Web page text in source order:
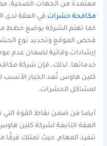
معتمدة من الجهات الصحية، مما
مكافحة حشرات في العقة لدى
كما تهتم الشركة بوضع خطط
فحص الموقع وتحديد نوع
إرشادات وقائية لضمان عدم
خدماتها. لذلك، فإن شركة
كلين هاوس تُعد الخيار
لمشاكل الحشرات.
أيضا من ضمن نقاط القوة
العقة التابعة لشركة كلين
تنفيذ المهام. حيث تمتلك فرقًا